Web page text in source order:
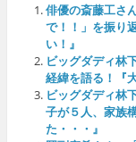
俳優の斎藤工さ
で！！」を振り
い！』
ビッグダディ林
経緯を語る！『
ビッグダディ林
子が５人、家族
た・・・』